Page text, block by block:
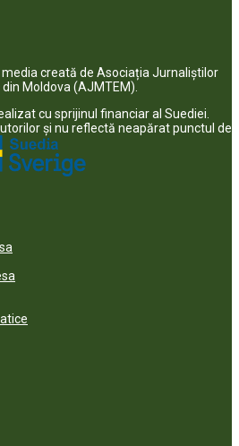
creată de Asociația Jurnaliștilor
Moldova (AJMTEM).
cu sprijinul financiar al Suediei.
şi nu reflectă neapărat punctul de